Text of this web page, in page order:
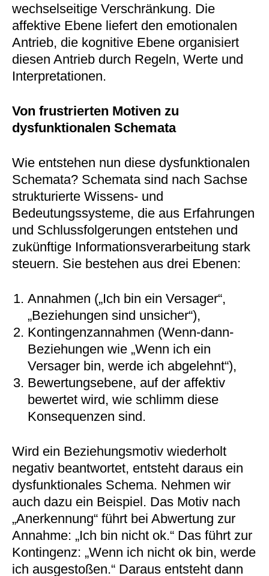
wechselseitige Verschränkung. Die
affektive Ebene liefert den emotionalen
Antrieb, die kognitive Ebene organisiert
diesen Antrieb durch Regeln, Werte und
Interpretationen.
Von frustrierten Motiven zu
dysfunktionalen Schemata
Wie entstehen nun diese dysfunktionalen
Schemata? Schemata sind nach Sachse
strukturierte Wissens- und
Bedeutungssysteme, die aus Erfahrungen
und Schlussfolgerungen entstehen und
zukünftige Informationsverarbeitung stark
steuern. Sie bestehen aus drei Ebenen:
Annahmen („Ich bin ein Versager“,
„Beziehungen sind unsicher“),
Kontingenzannahmen (Wenn-dann-
Beziehungen wie „Wenn ich ein
Versager bin, werde ich abgelehnt“),
Bewertungsebene, auf der affektiv
bewertet wird, wie schlimm diese
Konsequenzen sind.
Wird ein Beziehungsmotiv wiederholt
negativ beantwortet, entsteht daraus ein
dysfunktionales Schema. Nehmen wir
auch dazu ein Beispiel. Das Motiv nach
„Anerkennung“ führt bei Abwertung zur
Annahme: „Ich bin nicht ok.“ Das führt zur
Kontingenz: „Wenn ich nicht ok bin, werde
ich ausgestoßen.“ Daraus entsteht dann